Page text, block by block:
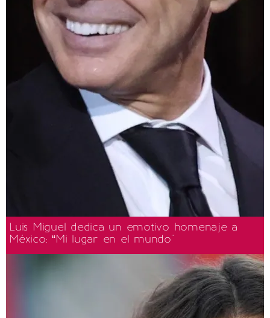
Luis Miguel dedica un emotivo homenaje a
México: “Mi lugar en el mundo"